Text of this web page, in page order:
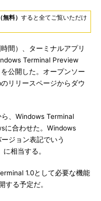
料） すると全てご覧いただけ
間）、ターミナルアプリ
Terminal Preview
公開した。オープンソー
リリースページからダウ
、Windows Terminal
に合わせた。Windows
ジョン表記でいう
相当する。
1.0として必要な機能
する予定だ。